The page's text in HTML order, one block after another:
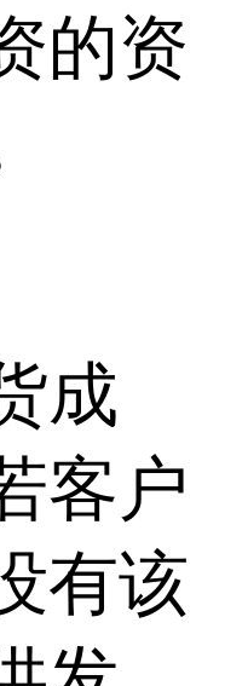
的资
成
客户
有该